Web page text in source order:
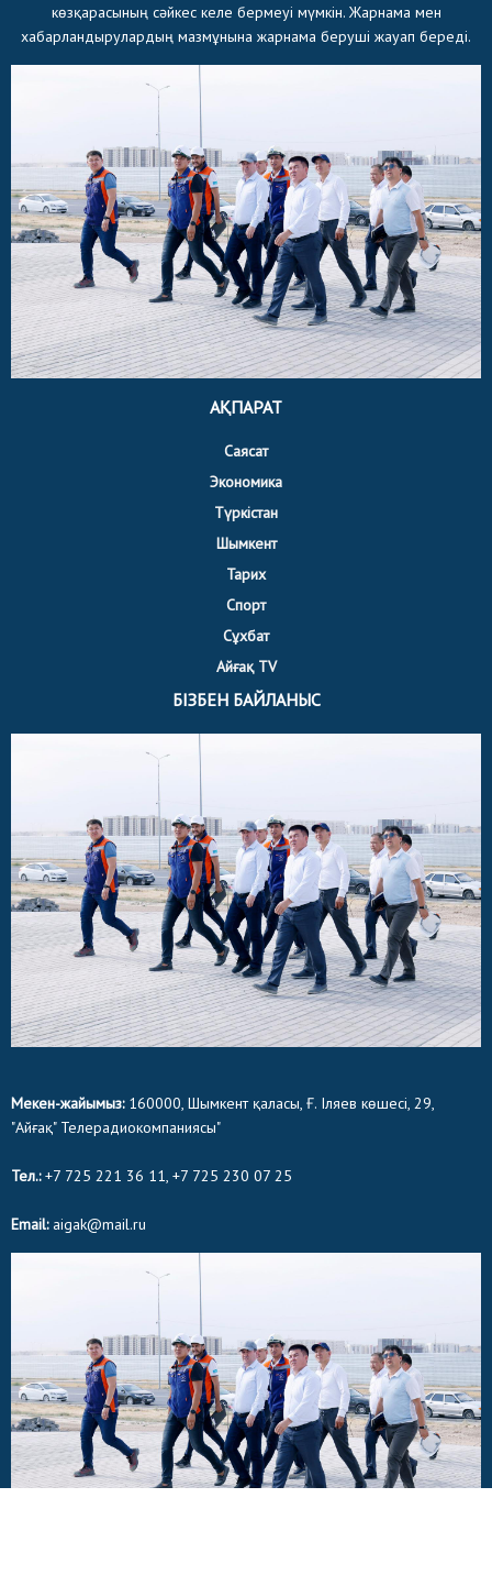
көзқарасының сәйкес келе бермеуі мүмкін. Жарнама мен
хабарландырулардың мазмұнына жарнама беруші жауап береді.
АҚПАРАТ
Саясат
Экономика
Түркістан
Шымкент
Тарих
Спорт
Сұхбат
Айғақ TV
БІЗБЕН БАЙЛАНЫС
Мекен-жайымыз:160000, Шымкент қаласы, Ғ. Іляев көшесі, 29,
"Айғақ" Телерадиокомпаниясы"
Тел.:+7 725 221 36 11, +7 725 230 07 25
Email:aigak@mail.ru